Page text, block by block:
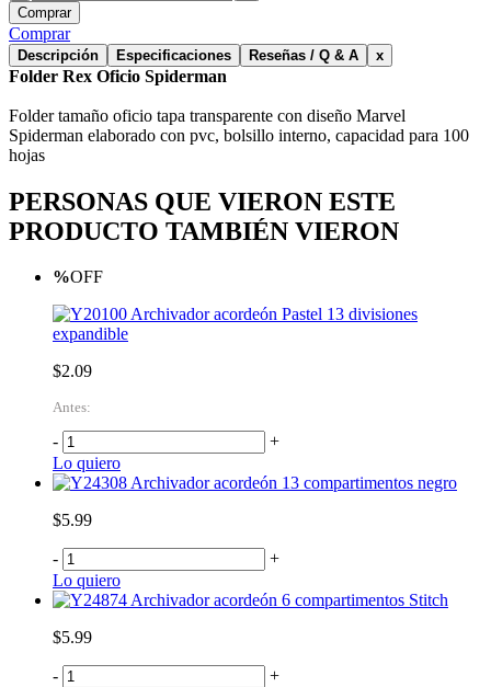
Comprar
Comprar
Descripción Especificaciones Reseñas / Q & A x
Folder Rex Oficio Spiderman
Folder tamaño oficio tapa transparente con diseño Marvel
Spiderman elaborado con pvc, bolsillo interno, capacidad para 100
hojas
PERSONAS QUE VIERON ESTE
PRODUCTO TAMBIÉN VIERON
%OFF
Archivador acordeón Pastel 13 divisiones
expandible
$2.09
Antes:
-
+
Lo quiero
Archivador acordeón 13 compartimentos negro
$5.99
-
+
Lo quiero
Archivador acordeón 6 compartimentos Stitch
$5.99
-
+